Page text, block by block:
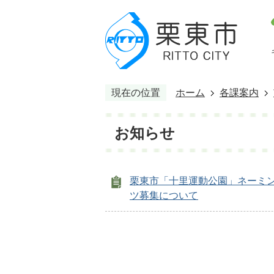
現在の位置 ホーム 各課案内
お知らせ
栗東市「十里運動公園」ネーミ
ツ募集について